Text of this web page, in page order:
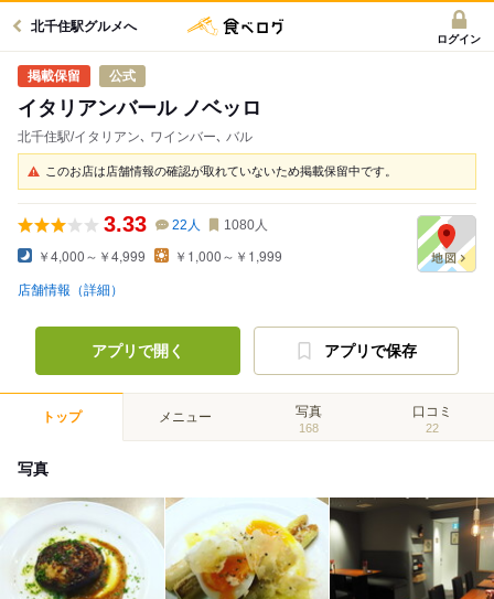
北千住駅グルメへ
ログイン
公式
イタリアンバール ノベッロ
北千住駅/イタリアン､ ワインバー､ バル
このお店は店舗情報の確認が取れていないため掲載保留中です。
3.33 22 人 1080人
￥4,000～￥4,999 ￥1,000～￥1,999
店舗情報（詳細）
アプリで開く アプリで保存
トップ メニュー 写真
168
口コミ
22
写真